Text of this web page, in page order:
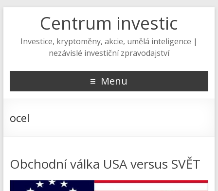
Centrum investic
Investice, kryptoměny, akcie, umělá inteligence |
nezávislé investiční zpravodajství
Menu
ocel
Obchodní válka USA versus SVĚT